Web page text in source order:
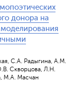
донора на
С.А. Радыгина, А.М.
Скворцова, Л.Н.
М.А. Масчан